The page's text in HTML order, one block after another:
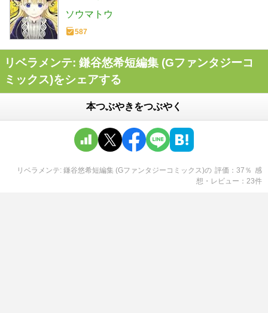
ソウマトウ
587
リベラメンテ: 鎌谷悠希短編集 (Gファンタジーコ
ミックス)をシェアする
本つぶやきをつぶやく
リベラメンテ: 鎌谷悠希短編集 (Gファンタジーコミックス)の 評価 37 ％ 感
想・レビュー
23件